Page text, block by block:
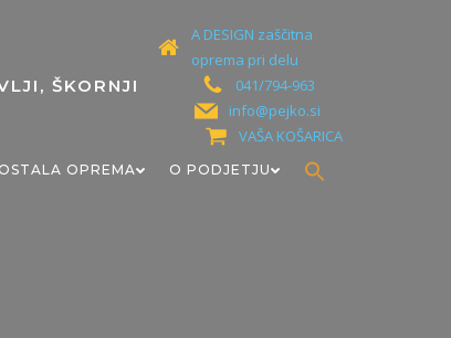
A DESIGN zaščitna
oprema pri delu
041/794-963
info@pejko.si
VAŠA KOŠARICA
OSTALA OPREMA O PODJETJU